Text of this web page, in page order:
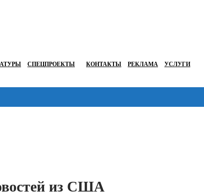
СПЕЦПРОЕКТЫ КОНТАКТЫ РЕКЛАМА УСЛУГИ
из США